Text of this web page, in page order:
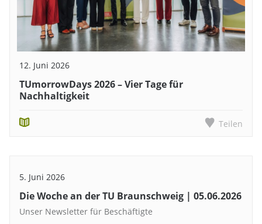
12. Juni 2026
TUmorrowDays 2026 – Vier Tage für
Nachhaltigkeit
Teilen
5. Juni 2026
Die Woche an der TU Braunschweig | 05.06.2026
Unser Newsletter für Beschäftigte